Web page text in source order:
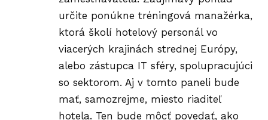
určite ponúkne tréningová manažérka,
ktorá školí hotelový personál vo
viacerých krajinách strednej Európy,
alebo zástupca IT sféry, spolupracujúci
so sektorom. Aj v tomto paneli bude
mať, samozrejme, miesto riaditeľ
hotela. Ten bude môcť povedať, ako